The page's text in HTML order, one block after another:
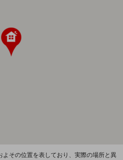
その位置を表しており、実際の場所と異